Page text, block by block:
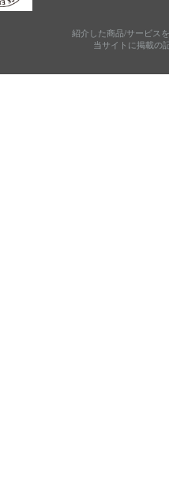
紹介した商品/サービス
当サイトに掲載の